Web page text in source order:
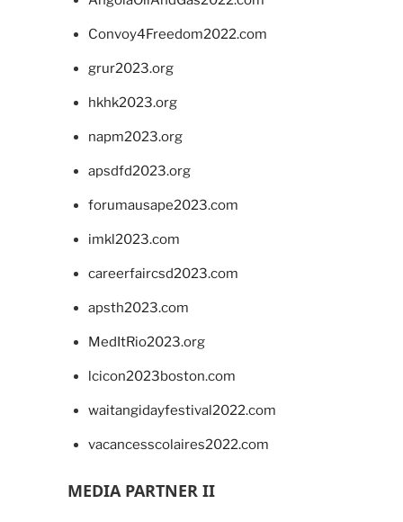
Convoy4Freedom2022.com
grur2023.org
hkhk2023.org
napm2023.org
apsdfd2023.org
forumausape2023.com
imkl2023.com
careerfaircsd2023.com
apsth2023.com
MedItRio2023.org
lcicon2023boston.com
waitangidayfestival2022.com
vacancesscolaires2022.com
MEDIA PARTNER II